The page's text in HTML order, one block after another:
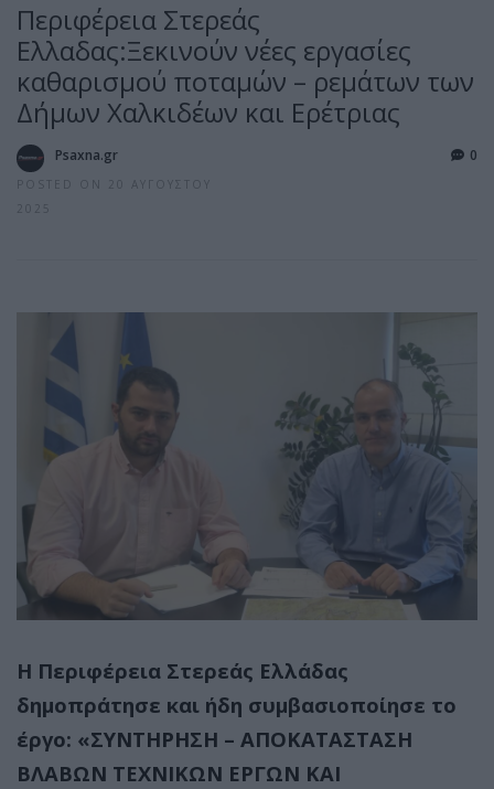
Περιφέρεια Στερεάς
Ελλαδας:Ξεκινούν νέες εργασίες
καθαρισμού ποταμών – ρεμάτων των
Δήμων Χαλκιδέων και Ερέτριας
Psaxna.gr
POSTED ON 20 ΑΥΓΟΎΣΤΟΥ
2025
0
Η Περιφέρεια Στερεάς Ελλάδας
δημοπράτησε και ήδη συμβασιοποίησε το
έργο: «ΣΥΝΤΗΡΗΣΗ – ΑΠΟΚΑΤΑΣΤΑΣΗ
ΒΛΑΒΩΝ ΤΕΧΝΙΚΩΝ ΕΡΓΩΝ ΚΑΙ